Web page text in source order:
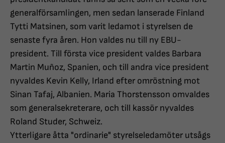
generalförsamlingen, men sedan lanserade Finland
Tytti Matsinen, som varit ledamot i styrelsen de
senaste fyra åren. Hon valdes nu till ny EBU-
president. Till första vice president valdes Barbara
Martin Muñoz, Spanien, och till andra vice president
nyvaldes Kevin Kelly, Irland efter omröstning mot
Sinan Tafaj, Albanien. Maria Thorstensson omvaldes
som generalsekreterare, och till kassör nyvaldes
Roland Studer, Schweiz.
Ytterligare åtta "ordinarie" styrelseledamöter utsågs